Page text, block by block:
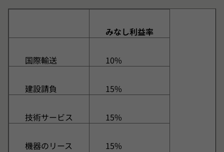
みなし利益率
国際輸送 10%
建設請負 15%
技術サービス 15%
機器のリース 15%